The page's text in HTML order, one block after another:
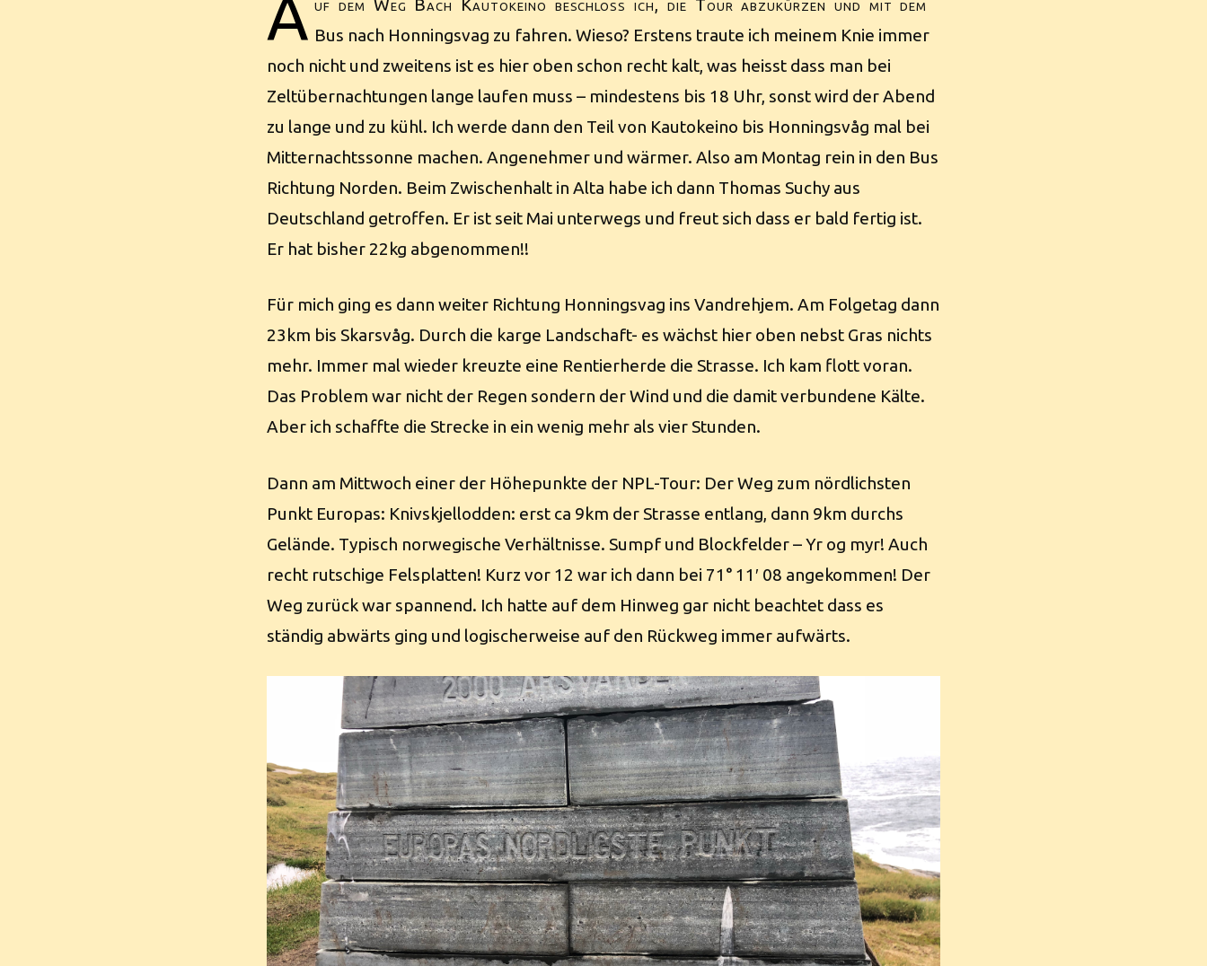
A uf dem Weg Bach Kautokeino beschloss ich, die Tour abzukürzen und mit dem
Bus nach Honningsvag zu fahren. Wieso? Erstens traute ich meinem Knie immer
noch nicht und zweitens ist es hier oben schon recht kalt, was heisst dass man bei
Zeltübernachtungen lange laufen muss – mindestens bis 18 Uhr, sonst wird der Abend
zu lange und zu kühl. Ich werde dann den Teil von Kautokeino bis Honningsvåg mal bei
Mitternachtssonne machen. Angenehmer und wärmer. Also am Montag rein in den Bus
Richtung Norden. Beim Zwischenhalt in Alta habe ich dann Thomas Suchy aus
Deutschland getroffen. Er ist seit Mai unterwegs und freut sich dass er bald fertig ist.
Er hat bisher 22kg abgenommen!!
Für mich ging es dann weiter Richtung Honningsvag ins Vandrehjem. Am Folgetag dann
23km bis Skarsvåg. Durch die karge Landschaft- es wächst hier oben nebst Gras nichts
mehr. Immer mal wieder kreuzte eine Rentierherde die Strasse. Ich kam flott voran.
Das Problem war nicht der Regen sondern der Wind und die damit verbundene Kälte.
Aber ich schaffte die Strecke in ein wenig mehr als vier Stunden.
Dann am Mittwoch einer der Höhepunkte der NPL-Tour: Der Weg zum nördlichsten
Punkt Europas: Knivskjellodden: erst ca 9km der Strasse entlang, dann 9km durchs
Gelände. Typisch norwegische Verhältnisse. Sumpf und Blockfelder – Yr og myr! Auch
recht rutschige Felsplatten! Kurz vor 12 war ich dann bei 71° 11′ 08 angekommen! Der
Weg zurück war spannend. Ich hatte auf dem Hinweg gar nicht beachtet dass es
ständig abwärts ging und logischerweise auf den Rückweg immer aufwärts.